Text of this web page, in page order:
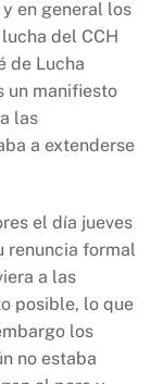
en general los
del CCH
de Lucha
un manifiesto
las
a extenderse
el día jueves
renuncia formal
a las
posible, lo que
los
no estaba